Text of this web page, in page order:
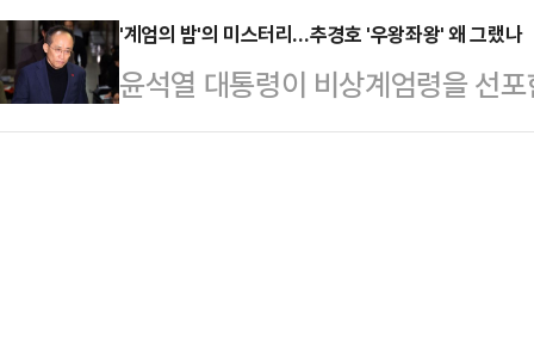
국)에서 정치적 혼란을 초래했으며
권에 대한 기억을 떠올리게 했다”
이에 역효과를 낳았…
려졌다. 법조계에서는 "국회의 계
도 국회를 물리적으로 폐쇄해 고유
립 가능성을 높이는 것이다. 내란
'계엄의 밤'의 미스터리…추경호 '우왕좌왕' 왜 그랬나
윤석열 대통령이 비상계엄령을 선
아지고 있다. 특히 추경호 국민의힘